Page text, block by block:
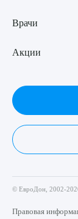
Врачи
Акции
© ЕвроДон, 2002-
Правовая